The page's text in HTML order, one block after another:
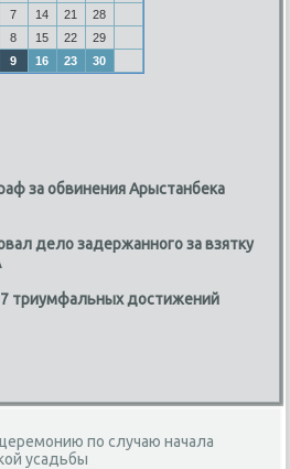
7 14 21
28
8 15 22
29
9 16 23 30
за обвинения Арыстанбека
дело задержанного за взятку
7 триумфальных достижений
по случаю начала
усадьбы